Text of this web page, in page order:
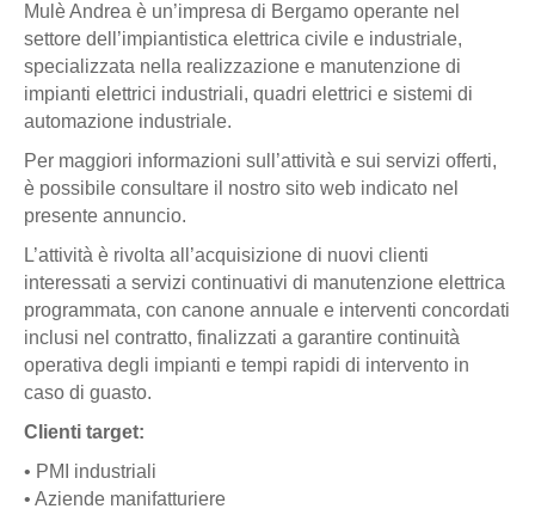
Mulè Andrea è un’impresa di Bergamo operante nel
settore dell’impiantistica elettrica civile e industriale,
specializzata nella realizzazione e manutenzione di
impianti elettrici industriali, quadri elettrici e sistemi di
automazione industriale.
Per maggiori informazioni sull’attività e sui servizi offerti,
è possibile consultare il nostro sito web indicato nel
presente annuncio.
L’attività è rivolta all’acquisizione di nuovi clienti
interessati a servizi continuativi di manutenzione elettrica
programmata, con canone annuale e interventi concordati
inclusi nel contratto, finalizzati a garantire continuità
operativa degli impianti e tempi rapidi di intervento in
caso di guasto.
Clienti target:
• PMI industriali
• Aziende manifatturiere